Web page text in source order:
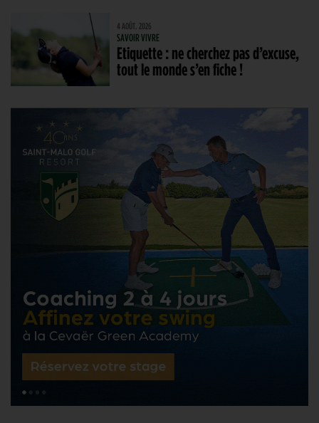
4 AOÛT. 2026
SAVOIR VIVRE
Etiquette : ne cherchez pas d’excuse,
tout le monde s’en fiche !